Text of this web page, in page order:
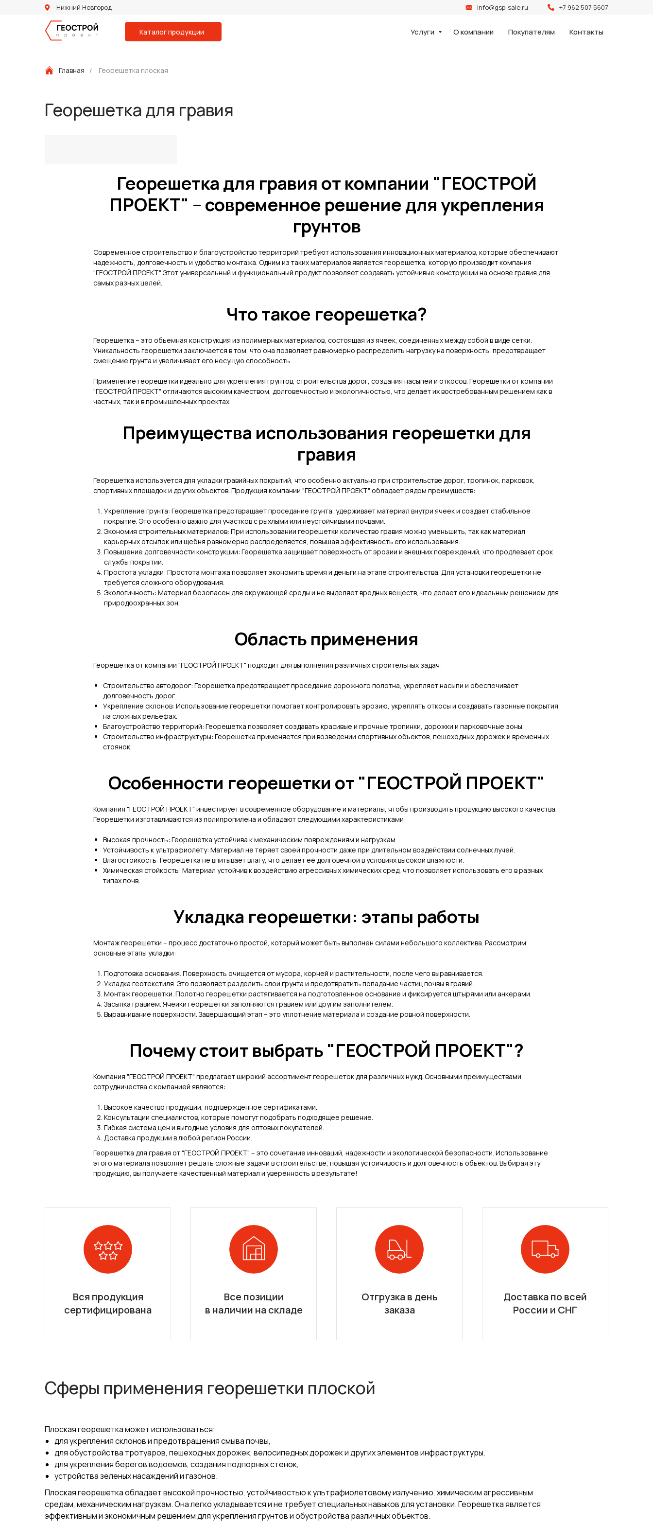
Нижний Новгород info@gsp-sale.ru +7 962 507 5607
Услуги О компании Покупателям Контакты
Каталог продукции
Главная / Георешетка плоская
Георешетка для гравия
Георешетка для гравия от компании "ГЕОСТРОЙ
ПРОЕКТ" – современное решение для укрепления
грунтов
Современное строительство и благоустройство территорий требуют использования инновационных материалов, которые обеспечивают
надежность, долговечность и удобство монтажа. Одним из таких материалов является георешетка, которую производит компания
"ГЕОСТРОЙ ПРОЕКТ". Этот универсальный и функциональный продукт позволяет создавать устойчивые конструкции на основе гравия для
самых разных целей.
Что такое георешетка?
Георешетка – это объемная конструкция из полимерных материалов, состоящая из ячеек, соединенных между собой в виде сетки.
Уникальность георешетки заключается в том, что она позволяет равномерно распределить нагрузку на поверхность, предотвращает
смещение грунта и увеличивает его несущую способность.
Применение георешетки идеально для укрепления грунтов, строительства дорог, создания насыпей и откосов. Георешетки от компании
"ГЕОСТРОЙ ПРОЕКТ" отличаются высоким качеством, долговечностью и экологичностью, что делает их востребованным решением как в
частных, так и в промышленных проектах.
Преимущества использования георешетки для
гравия
Георешетка используется для укладки гравийных покрытий, что особенно актуально при строительстве дорог, тропинок, парковок,
спортивных площадок и других объектов. Продукция компании "ГЕОСТРОЙ ПРОЕКТ" обладает рядом преимуществ:
Укрепление грунта: Георешетка предотвращает проседание грунта, удерживает материал внутри ячеек и создает стабильное
покрытие. Это особенно важно для участков с рыхлыми или неустойчивыми почвами.
Экономия строительных материалов: При использовании георешетки количество гравия можно уменьшить, так как материал
карьерных отсыпок или щебня равномерно распределяется, повышая эффективность его использования.
Повышение долговечности конструкции: Георешетка защищает поверхность от эрозии и внешних повреждений, что продлевает срок
службы покрытий.
Простота укладки: Простота монтажа позволяет экономить время и деньги на этапе строительства. Для установки георешетки не
требуется сложного оборудования.
Экологичность: Материал безопасен для окружающей среды и не выделяет вредных веществ, что делает его идеальным решением для
природоохранных зон.
Область применения
Георешетка от компании "ГЕОСТРОЙ ПРОЕКТ" подходит для выполнения различных строительных задач:
Строительство автодорог: Георешетка предотвращает проседание дорожного полотна, укрепляет насыпи и обеспечивает
долговечность дорог.
Укрепление склонов: Использование георешетки помогает контролировать эрозию, укреплять откосы и создавать газонные покрытия
на сложных рельефах.
Благоустройство территорий: Георешетка позволяет создавать красивые и прочные тропинки, дорожки и парковочные зоны.
Строительство инфраструктуры: Георешетка применяется при возведении спортивных объектов, пешеходных дорожек и временных
стоянок.
Особенности георешетки от "ГЕОСТРОЙ ПРОЕКТ"
Компания "ГЕОСТРОЙ ПРОЕКТ" инвестирует в современное оборудование и материалы, чтобы производить продукцию высокого качества.
Георешетки изготавливаются из полипропилена и обладают следующими характеристиками:
Высокая прочность: Георешетка устойчива к механическим повреждениям и нагрузкам.
Устойчивость к ультрафиолету: Материал не теряет своей прочности даже при длительном воздействии солнечных лучей.
Влагостойкость: Георешетка не впитывает влагу, что делает её долговечной в условиях высокой влажности.
Химическая стойкость: Материал устойчив к воздействию агрессивных химических сред, что позволяет использовать его в разных
типах почв.
Укладка георешетки: этапы работы
Монтаж георешетки – процесс достаточно простой, который может быть выполнен силами небольшого коллектива. Рассмотрим
основные этапы укладки:
Подготовка основания. Поверхность очищается от мусора, корней и растительности, после чего выравнивается.
Укладка геотекстиля. Это позволяет разделить слои грунта и предотвратить попадание частиц почвы в гравий.
Монтаж георешетки. Полотно георешетки растягивается на подготовленное основание и фиксируется штырями или анкерами.
Засыпка гравием. Ячейки георешетки заполняются гравием или другим заполнителем.
Выравнивание поверхности. Завершающий этап – это уплотнение материала и создание ровной поверхности.
Почему стоит выбрать "ГЕОСТРОЙ ПРОЕКТ"?
Компания "ГЕОСТРОЙ ПРОЕКТ" предлагает широкий ассортимент георешеток для различных нужд. Основными преимуществами
сотрудничества с компанией являются:
Высокое качество продукции, подтвержденное сертификатами.
Консультации специалистов, которые помогут подобрать подходящее решение.
Гибкая система цен и выгодные условия для оптовых покупателей.
Доставка продукции в любой регион России.
Георешетка для гравия от "ГЕОСТРОЙ ПРОЕКТ" – это сочетание инноваций, надежности и экологической безопасности. Использование
этого материала позволяет решать сложные задачи в строительстве, повышая устойчивость и долговечность объектов. Выбирая эту
продукцию, вы получаете качественный материал и уверенность в результате!
Вся продукция
сертифицирована
Все позиции
в наличии на складе
Отгрузка в день
заказа
Доставка по всей
России и СНГ
Сферы применения георешетки плоской
Плоская георешетка может использоваться:
для укрепления склонов и предотвращения смыва почвы,
для обустройства тротуаров, пешеходных дорожек, велосипедных дорожек и других элементов инфраструктуры,
для укрепления берегов водоемов, создания подпорных стенок,
устройства зеленых насаждений и газонов.
Плоская георешетка обладает высокой прочностью, устойчивостью к ультрафиолетовому излучению, химическим агрессивным
средам, механическим нагрузкам. Она легко укладывается и не требует специальных навыков для установки. Георешетка является
эффективным и экономичным решением для укрепления грунтов и обустройства различных объектов.